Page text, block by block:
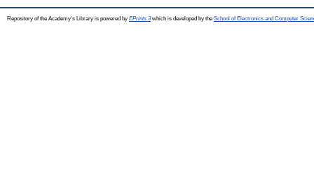
Repository of the Academy's Library is powered by EPrints 3which is developed by the School of Electronics and Computer